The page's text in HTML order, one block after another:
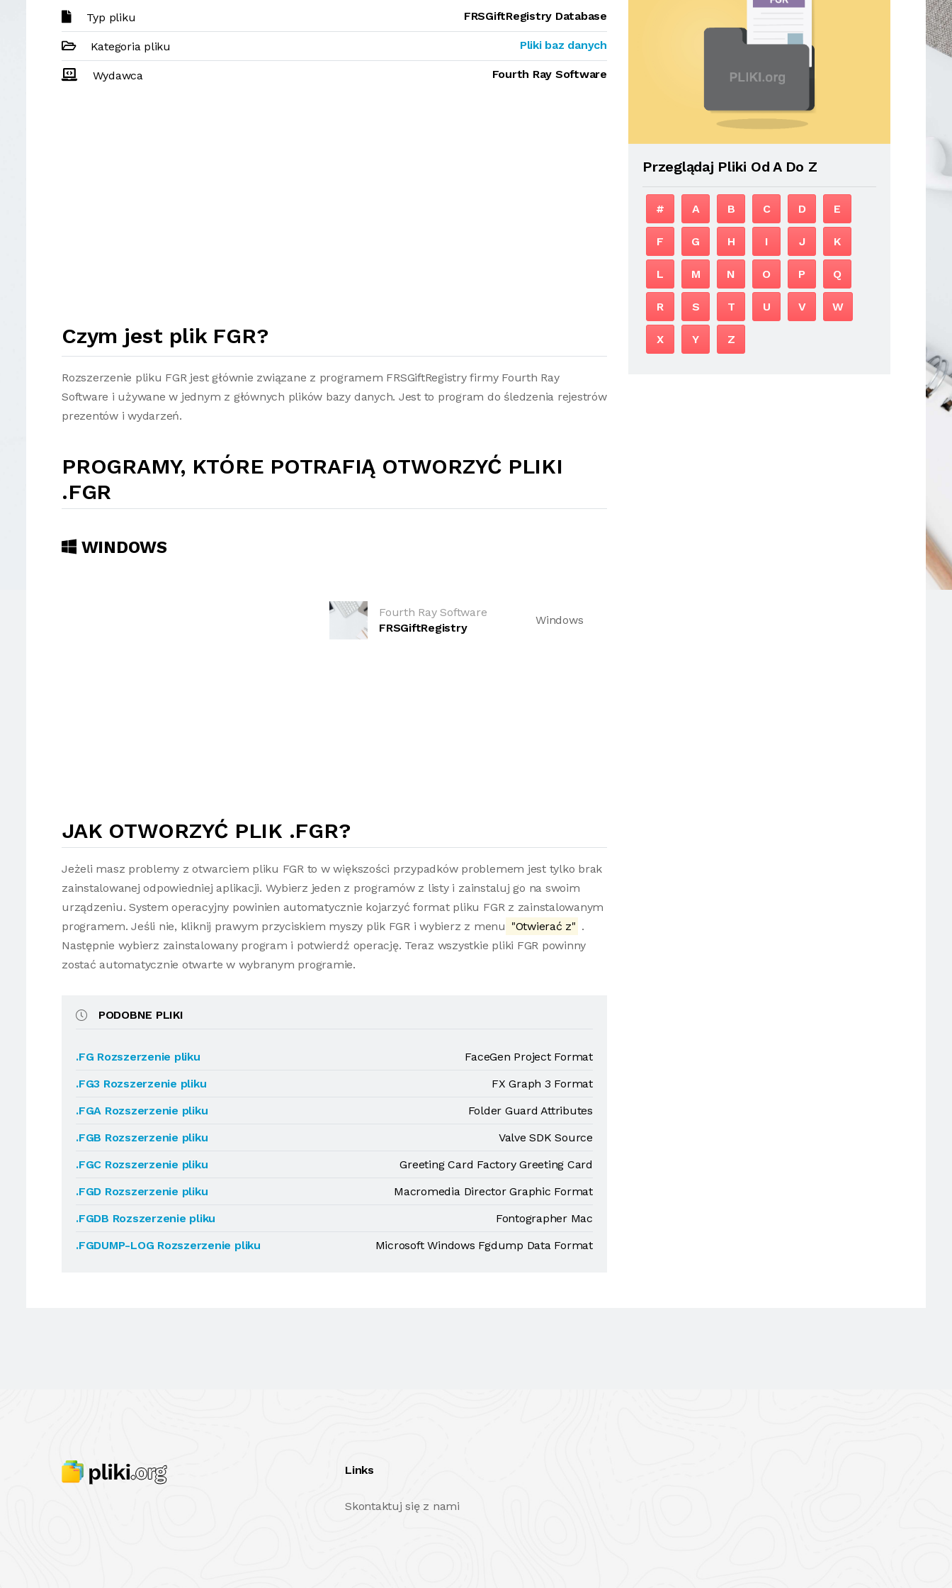
Typ pliku FRSGiftRegistry Database
Kategoria pliku Pliki baz danych
Wydawca Fourth Ray Software
Czym jest plik FGR?
Rozszerzenie pliku FGR jest głównie związane z programem FRSGiftRegistry firmy Fourth Ray
Software i używane w jednym z głównych plików bazy danych. Jest to program do śledzenia rejestrów
prezentów i wydarzeń.
PROGRAMY, KTÓRE POTRAFIĄ OTWORZYĆ PLIKI
.FGR
WINDOWS
Fourth Ray Software
FRSGiftRegistry
Windows
JAK OTWORZYĆ PLIK .FGR?
Jeżeli masz problemy z otwarciem pliku FGR to w większości przypadków problemem jest tylko brak
zainstalowanej odpowiedniej aplikacji. Wybierz jeden z programów z listy i zainstaluj go na swoim
urządzeniu. System operacyjny powinien automatycznie kojarzyć format pliku FGR z zainstalowanym
programem. Jeśli nie, kliknij prawym przyciskiem myszy plik FGR i wybierz z menu "Otwierać z" .
Następnie wybierz zainstalowany program i potwierdź operację. Teraz wszystkie pliki FGR powinny
zostać automatycznie otwarte w wybranym programie.
PODOBNE PLIKI
.FG Rozszerzenie pliku
FaceGen Project Format
.FG3 Rozszerzenie pliku
FX Graph 3 Format
.FGA Rozszerzenie pliku
Folder Guard Attributes
.FGB Rozszerzenie pliku
Valve SDK Source
.FGC Rozszerzenie pliku
Greeting Card Factory Greeting Card
.FGD Rozszerzenie pliku
Macromedia Director Graphic Format
.FGDB Rozszerzenie pliku
Fontographer Mac
.FGDUMP-LOG Rozszerzenie pliku
Microsoft Windows Fgdump Data Format
Przeglądaj Pliki Od A Do Z
# A B C D E
F G H I J K
L M N O P Q
R S T U V W
X Y Z
Links
Skontaktuj się z nami